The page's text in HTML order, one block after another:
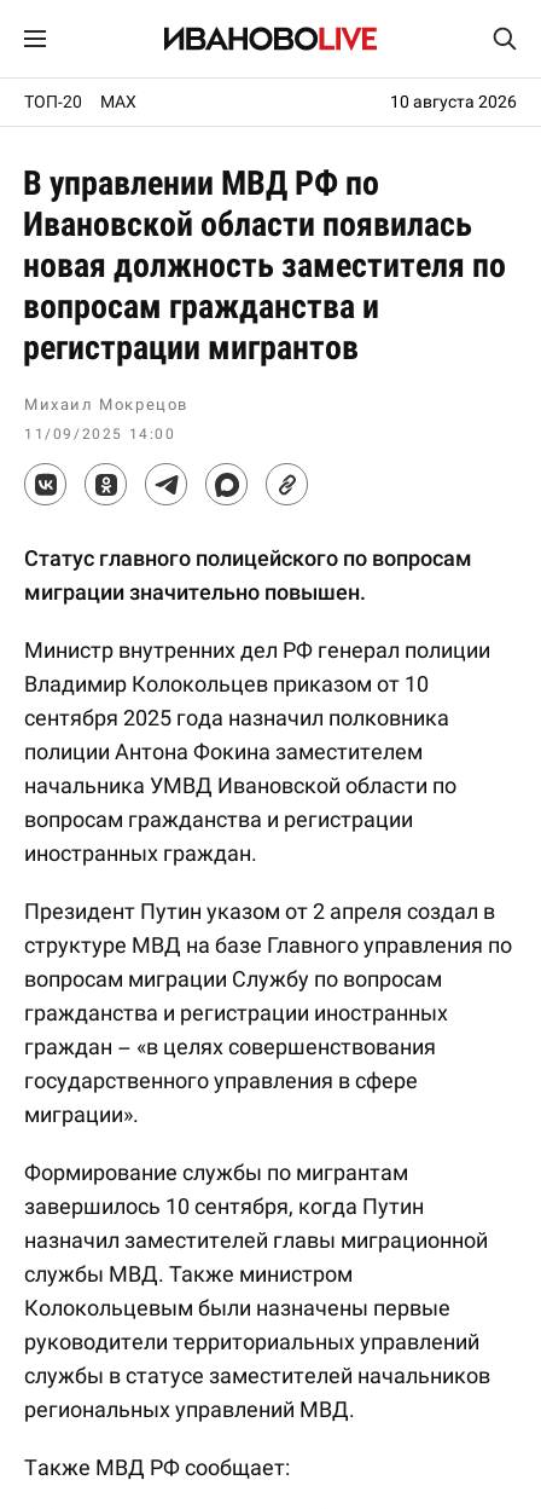
ТОП-20 MAX 10 августа 2026
В управлении МВД РФ по
Ивановской области появилась
новая должность заместителя по
вопросам гражданства и
регистрации мигрантов
Михаил Мокрецов
11/09/2025 14:00
Статус главного полицейского по вопросам
миграции значительно повышен.
Министр внутренних дел РФ генерал полиции
Владимир Колокольцев приказом от 10
сентября 2025 года назначил полковника
полиции Антона Фокина заместителем
начальника УМВД Ивановской области по
вопросам гражданства и регистрации
иностранных граждан.
Президент Путин указом от 2 апреля создал в
структуре МВД на базе Главного управления по
вопросам миграции Службу по вопросам
гражданства и регистрации иностранных
граждан – «в целях совершенствования
государственного управления в сфере
миграции».
Формирование службы по мигрантам
завершилось 10 сентября, когда Путин
назначил заместителей главы миграционной
службы МВД. Также министром
Колокольцевым были назначены первые
руководители территориальных управлений
службы в статусе заместителей начальников
региональных управлений МВД.
Также МВД РФ сообщает: